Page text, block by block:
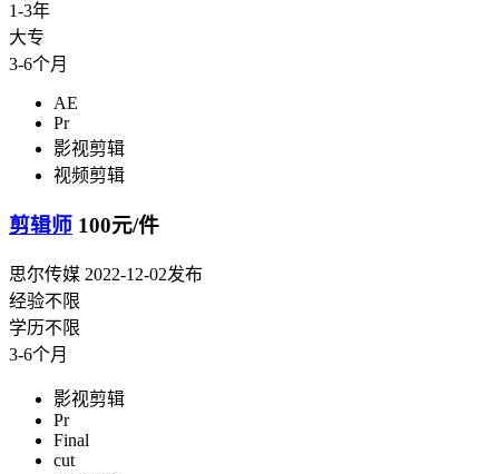
1-3年
大专
3-6个月
AE
Pr
影视剪辑
视频剪辑
剪辑师 100元/件
思尔传媒 2022-12-02发布
经验不限
学历不限
3-6个月
影视剪辑
Pr
Final
cut